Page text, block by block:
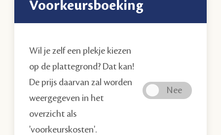
voorkeursboeking
Wil je zelf een plekje kiezen
op de plattegrond? Dat kan!
De prijs daarvan zal worden
weergegeven in het
overzicht als
'voorkeurskosten'.